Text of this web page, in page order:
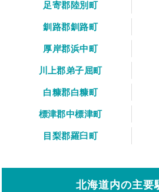
足寄郡陸別町
釧路郡釧路町
厚岸郡浜中町
川上郡弟子屈町
白糠郡白糠町
標津郡中標津町
目梨郡羅臼町
北海道内の主要